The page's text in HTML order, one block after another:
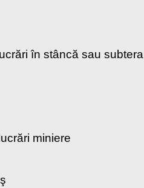
în stâncă sau
miniere